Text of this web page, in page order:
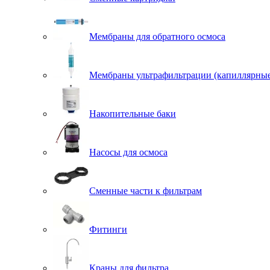
Мембраны для обратного осмоса
Мембраны ультрафильтрации
Накопительные баки
Насосы для осмоса
Сменные части к фильтрам
Фитинги
Краны для фильтра